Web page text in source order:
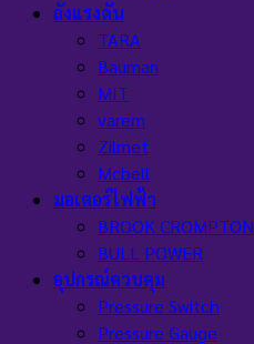
ถังแรงดัน
TARA
Bauman
MIT
varem
Zilmet
Mcbell
มอเตอร์ไฟฟ้า
BROOK CROMPTON
BULL POWER
อุปกรณ์ควบคุม
Pressure Switch
Pressure Gauge